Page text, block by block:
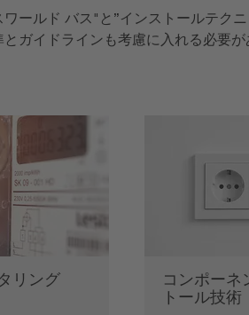
ールド バス"と”インストールテク
ガイドラインも考慮に入れる必要
ング
コンポーネ
トール技術